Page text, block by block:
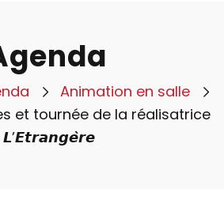
Animation en salle
et tournée de la réalisatrice
𝙇’𝙀𝙩𝙧𝙖𝙣𝙜𝙚̀𝙧𝙚